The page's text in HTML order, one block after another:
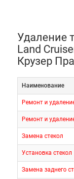
Удаление
Land
Крузер
Наименование
Ремонт и
Ремонт и
Замена стекол
Установка стекол
Замена заднего